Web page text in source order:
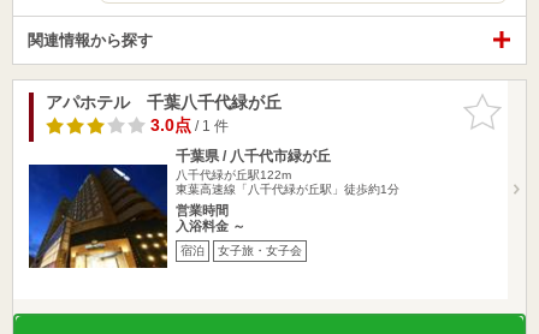
関連情報から探す
お気に入
りに追加
アパホテル 千葉八千代緑が丘
3.0点/ 1 件
千葉県 / 八千代市緑が丘
八千代緑が丘駅122m
東葉高速線「八千代緑が丘駅」徒歩約1分
営業時間
入浴料金 ～
宿泊 女子旅・女子会